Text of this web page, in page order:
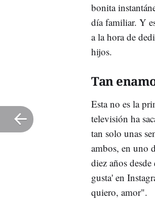
bonita
día familiar. Y
a la hora de
hijos.
Tan
Esta no es la
televisión ha
tan solo unas
ambos, en uno
diez años
gusta' en
quiero, amor".